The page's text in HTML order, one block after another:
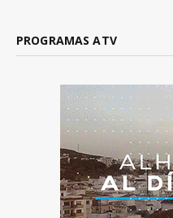
PROGRAMAS ATV